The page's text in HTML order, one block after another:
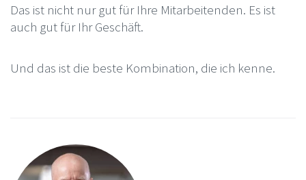
Das ist nicht nur gut für Ihre Mitarbeitenden. Es ist
auch gut für Ihr Geschäft.
Und das ist die beste Kombination, die ich kenne.